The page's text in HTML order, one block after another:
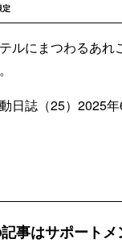
定
ルにまつわるあれ
日誌（25）2025
事はサポート